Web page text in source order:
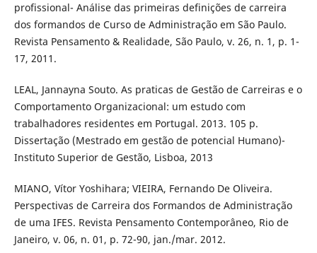
profissional- Análise das primeiras definições de carreira
dos formandos de Curso de Administração em São Paulo.
Revista Pensamento & Realidade, São Paulo, v. 26, n. 1, p. 1-
17, 2011.
LEAL, Jannayna Souto. As praticas de Gestão de Carreiras e o
Comportamento Organizacional: um estudo com
trabalhadores residentes em Portugal. 2013. 105 p.
Dissertação (Mestrado em gestão de potencial Humano)-
Instituto Superior de Gestão, Lisboa, 2013
MIANO, Vítor Yoshihara; VIEIRA, Fernando De Oliveira.
Perspectivas de Carreira dos Formandos de Administração
de uma IFES. Revista Pensamento Contemporâneo, Rio de
Janeiro, v. 06, n. 01, p. 72-90, jan./mar. 2012.